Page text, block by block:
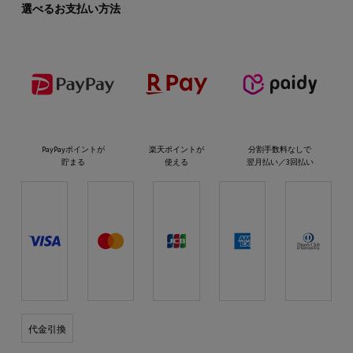
選べるお支払い方法
PayPayポイントが
貯まる
楽天ポイントが
使える
分割手数料なしで
翌月払い／3回払い
代金引換